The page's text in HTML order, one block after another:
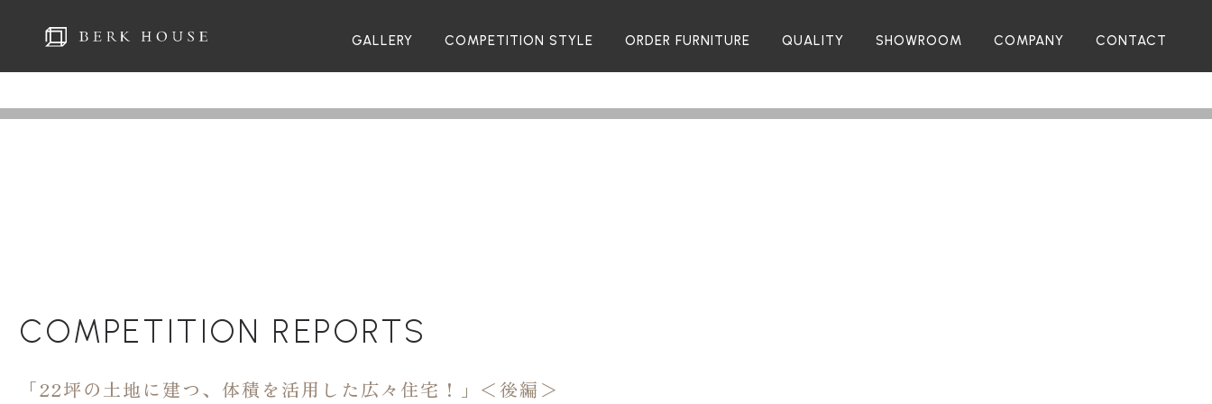
GALLERY COMPETITION STYLE ORDER FURNITURE QUALITY SHOWROOM COMPANY CONTACT
COMPETITION REPORTS
「22坪の土地に建つ、体積を活用した広々住宅！」＜後編＞